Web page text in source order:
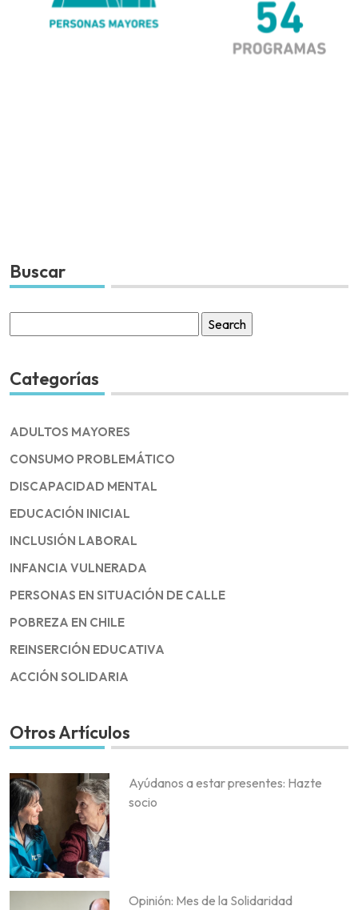
Buscar
for:
Categorías
ADULTOS MAYORES
CONSUMO PROBLEMÁTICO
DISCAPACIDAD MENTAL
EDUCACIÓN INICIAL
INCLUSIÓN LABORAL
INFANCIA VULNERADA
PERSONAS EN SITUACIÓN DE CALLE
POBREZA EN CHILE
REINSERCIÓN EDUCATIVA
ACCIÓN SOLIDARIA
Otros Artículos
Ayúdanos a estar presentes: Hazte
socio
Opinión: Mes de la Solidaridad